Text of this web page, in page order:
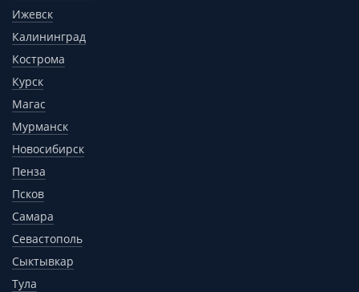
Ижевск
Калининград
Кострома
Курск
Магас
Мурманск
Новосибирск
Пенза
Псков
Самара
Севастополь
Сыктывкар
Тула